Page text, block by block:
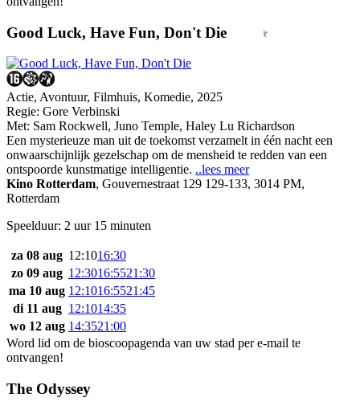
Good Luck, Have Fun, Don't Die
Actie, Avontuur, Filmhuis, Komedie, 2025
Regie: Gore Verbinski
Met: Sam Rockwell, Juno Temple, Haley Lu Richardson
Een mysterieuze man uit de toekomst verzamelt in één nacht een
onwaarschijnlijk gezelschap om de mensheid te redden van een
ontspoorde kunstmatige intelligentie. ..lees meer
Kino Rotterdam, Gouvernestraat 129 129-133, 3014 PM,
Rotterdam
Speelduur: 2 uur 15 minuten
za 08 aug 12:1016:30
zo 09 aug 12:3016:5521:30
ma 10 aug 12:1016:5521:45
di 11 aug 12:1014:35
wo 12 aug 14:3521:00
Word lid om de bioscoopagenda van uw stad per e-mail te
ontvangen!
The Odyssey